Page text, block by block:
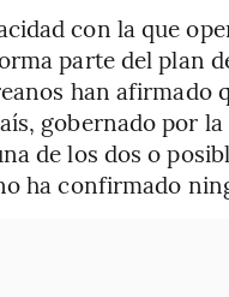
con la que
parte del plan
han afirmado
gobernado por
de los dos o
ha confirmado